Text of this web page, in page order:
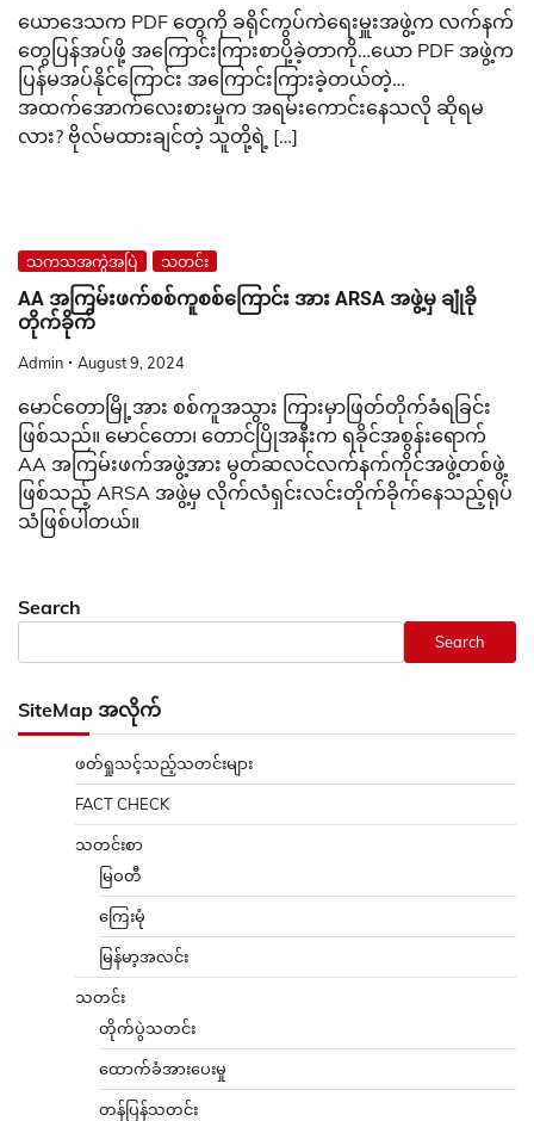
ယောဒေသက PDF တွေကို ခရိုင်ကွပ်ကဲရေးမှူးအဖွဲ့က လက်နက်
တွေပြန်အပ်ဖို့ အကြောင်းကြားစာပို့ခဲ့တာကို…ယော PDF အဖွဲ့က
ပြန်မအပ်နိုင်ကြောင်း အကြောင်းကြားခဲ့တယ်တဲ့…
အထက်အောက်လေးစားမှုက အရမ်းကောင်းနေသလို ဆိုရမ
လား? ဗိုလ်မထားချင်တဲ့ သူတို့ရဲ့ […]
သကသအကွဲအပြဲ သတင်း
AA အကြမ်းဖက်စစ်ကူစစ်ကြောင်း အား ARSA အဖွဲ့မှ ချုံခို
တိုက်ခိုက်
Admin August 9, 2024
မောင်တောမြို့အား စစ်ကူအသွား ကြားမှာဖြတ်တိုက်ခံရခြင်း
ဖြစ်သည်။ မောင်တော၊ တောင်ပြိုအနီးက ရခိုင်အစွန်းရောက်
AA အကြမ်းဖက်အဖွဲ့အား မွတ်ဆလင်လက်နက်ကိုင်အဖွဲ့တစ်ဖွဲ့
ဖြစ်သည့် ARSA အဖွဲ့မှ လိုက်လံရှင်းလင်းတိုက်ခိုက်နေသည့်ရုပ်
သံဖြစ်ပါတယ်။
Search
Search
SiteMap အလိုက်
ဖတ်ရှုသင့်သည့်သတင်းများ
FACT CHECK
သတင်းစာ
မြဝတီ
ကြေးမုံ
မြန်မာ့အလင်း
သတင်း
တိုက်ပွဲသတင်း
ထောက်ခံအားပေးမှု
တန်ပြန်သတင်း